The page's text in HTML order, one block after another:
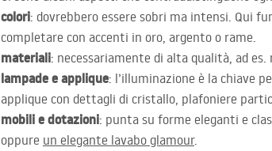
colori: dovrebbero essere sobri ma intensi. Qui
completare con accenti in oro, argento o rame.
materiali: necessariamente di alta qualità, ad
lampade e applique: l’illuminazione è la chiave
applique con dettagli di cristallo, plafoniere
mobili e dotazioni: punta su forme eleganti e
oppure un elegante lavabo glamour.